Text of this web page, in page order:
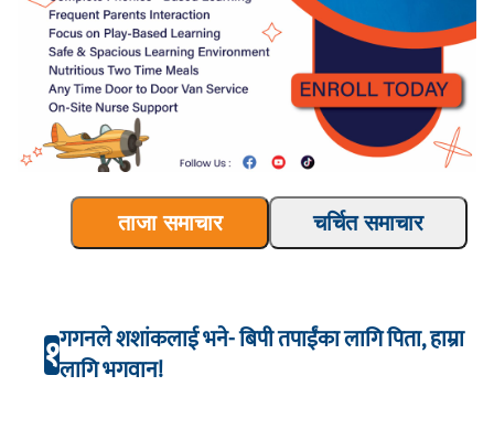
ताजा समाचार चर्चित समाचार
१गगनले शशांकलाई भने- बिपी तपाईंका लागि पिता, हाम्रा
लागि भगवान!